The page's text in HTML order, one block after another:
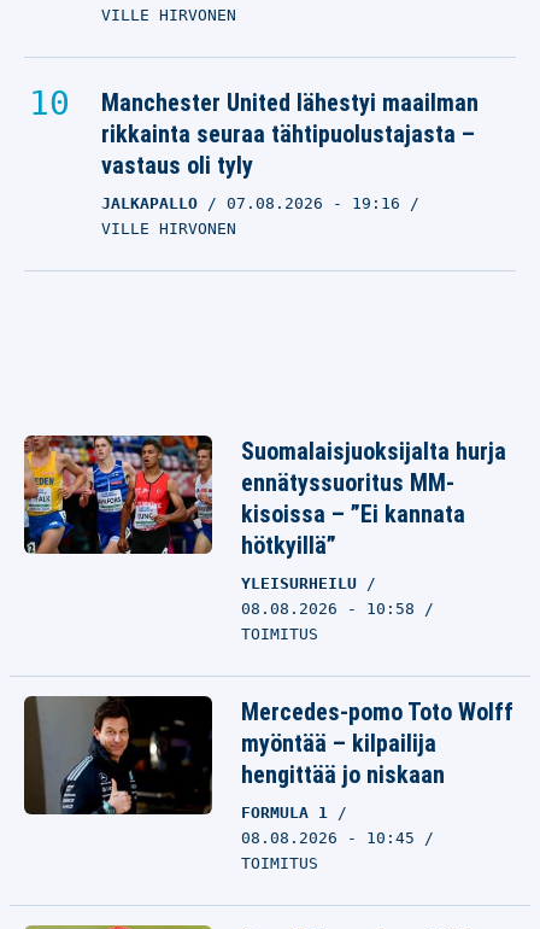
VILLE HIRVONEN
Manchester United lähestyi maailman
rikkainta seuraa tähtipuolustajasta –
vastaus oli tyly
JALKAPALLO 07.08.2026 - 19:16
VILLE HIRVONEN
Suomalaisjuoksijalta hurja
ennätyssuoritus MM-
kisoissa – ”Ei kannata
hötkyillä”
YLEISURHEILU
08.08.2026 - 10:58
TOIMITUS
Mercedes-pomo Toto Wolff
myöntää – kilpailija
hengittää jo niskaan
FORMULA 1
08.08.2026 - 10:45
TOIMITUS